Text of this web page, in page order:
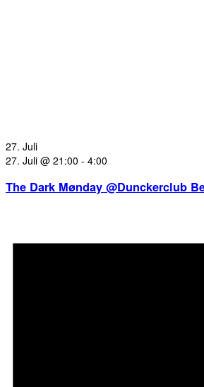
27. Juli
27. Juli @ 21:00 - 4:00
The Dark Mønday @Dunckerclub